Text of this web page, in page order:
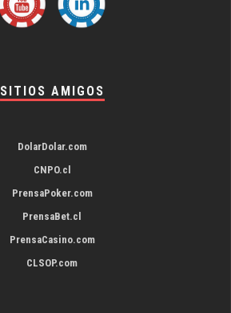
SITIOS AMIGOS
DolarDolar.com
CNPO.cl
PrensaPoker.com
PrensaBet.cl
PrensaCasino.com
CLSOP.com